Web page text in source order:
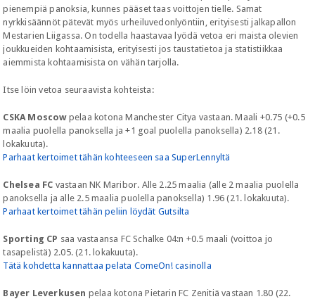
pienempiä panoksia, kunnes pääset taas voittojen tielle. Samat
nyrkkisäännöt pätevät myös urheiluvedonlyöntiin, erityisesti jalkapallon
Mestarien Liigassa. On todella haastavaa lyödä vetoa eri maista olevien
joukkueiden kohtaamisista, erityisesti jos taustatietoa ja statistiikkaa
aiemmista kohtaamisista on vähän tarjolla.
Itse löin vetoa seuraavista kohteista:
CSKA Moscowpelaa kotona Manchester Citya vastaan. Maali +0.75 (+0.5
maalia puolella panoksella ja +1 goal puolella panoksella) 2.18 (21.
lokakuuta).
Parhaat kertoimet tähän kohteeseen saa SuperLennyltä
Chelsea FC vastaan NK Maribor. Alle 2.25 maalia (alle 2 maalia puolella
panoksella ja alle 2.5 maalia puolella panoksella) 1.96 (21. lokakuuta).
Parhaat kertoimet tähän peliin löydät Gutsilta
Sporting CP saa vastaansa FC Schalke 04:n +0.5 maali (voittoa jo
tasapelistä) 2.05. (21. lokakuuta).
Tätä kohdetta kannattaa pelata ComeOn! casinolla
Bayer Leverkusen pelaa kotona Pietarin FC Zenitiä vastaan 1.80 (22.